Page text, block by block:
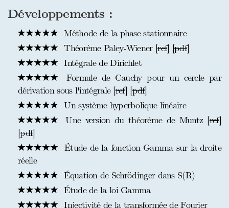
Développements :
Méthode de la phase stationnaire
Théorème Paley-Wiener [ref] [pdf]
Intégrale de Dirichlet
Formule de Cauchy pour un cercle par
dérivation sous l'intégrale [ref] [pdf]
Un système hyperbolique linéaire
Une version du théorème de Muntz [ref]
[pdf]
Étude de la fonction Gamma sur la droite
réelle
Équation de Schrödinger dans S(R)
Étude de la loi Gamma
Injectivité de la transformée de Fourier